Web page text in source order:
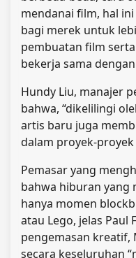
mendanai film, hal
bagi merek untuk
pembuatan film
bekerja sama
Hundy Liu, manajer
bahwa, “dikelilingi
artis baru juga
dalam proyek-proyek
Pemasar yang
bahwa hiburan yang
hanya momen
atau Lego, jelas Paul
pengemasan kreatif,
secara keseluruhan